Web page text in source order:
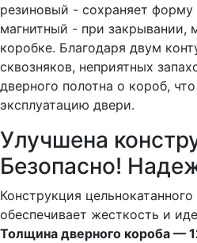
резиновый - сохраняет форму
магнитный - при закрывании,
коробке. Благодаря двум
сквозняков, неприятных
дверного полотна о короб,
эксплуатацию двери.
Улучшена
Безопасно!
Конструкция
обеспечивает жесткость и
Толщина дверного короба —